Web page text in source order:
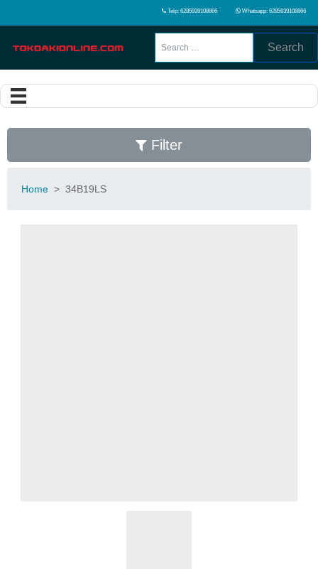
Telp: 6285939108866 Whatsapp: 6285939108866
Search
Filter
Home > 34B19LS